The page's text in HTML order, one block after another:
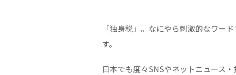
「独身税」。なにやら刺激的なワー
す。
日本でも度々SNSやネットニュース